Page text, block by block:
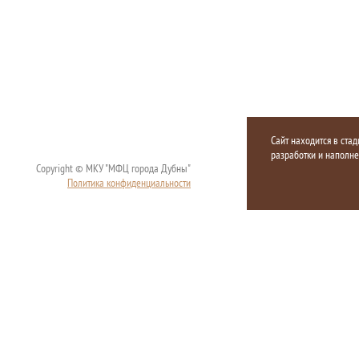
Copyright © МКУ "МФЦ города Дубны"
Политика конфиденциальности
Сайт находится в
разработки и